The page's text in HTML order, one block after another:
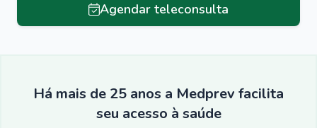
Agendar teleconsulta
Há mais de 25 anos a Medprev facilita
seu acesso à saúde